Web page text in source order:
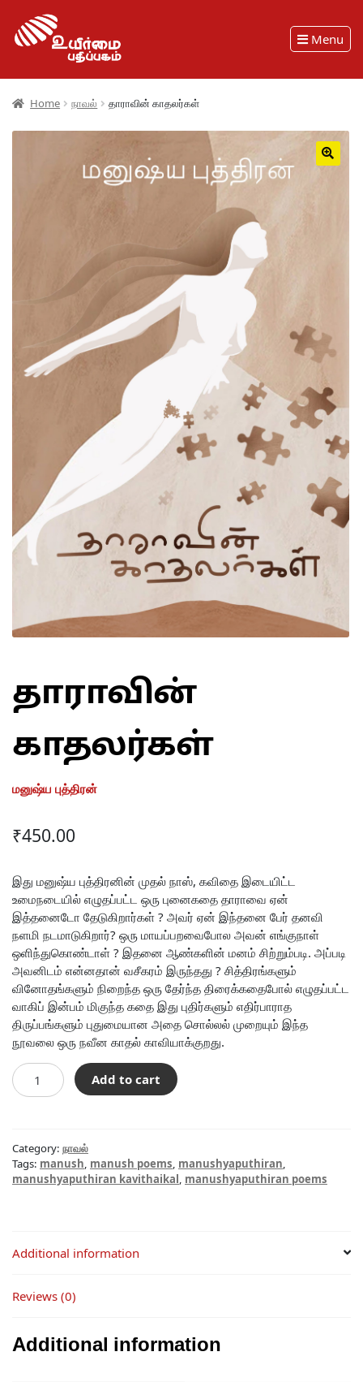
Menu
Home நாவல் தாராவின் காதலர்கள்
தாராவின்
காதலர்கள்
மனுஷ்ய புத்திரன்
₹450.00
இது மனுஷ்ய புத்திரனின் முதல் நாஸ், கவிதை இடையிட்ட
உமைநடையில் எழுதப்பட்ட ஒரு புனைகதை தாராவை ஏன்
இத்தனைடோ தேடுகிறார்கள் ? அவர் ஏன் இந்தனை பேர் தனவி
நளமி நடமாடுகிறார்? ஒரு மாயப்பறவைபோல அவன் எங்குநாள்
ஒளிந்துகொண்டாள் ? இதனை ஆண்களின் மனம் சிற்றும்படி. அப்படி
அவனிடம் என்னதான் வசீகரம் இருந்தது ? சித்திரங்களும்
வினோதங்களும் நிறைந்த ஒரு தேர்ந்த திரைக்கதைபோல் எழுதப்பட்ட
வாகிப் இன்பம் மிகுந்த கதை இது புதிர்களும் எதிர்பாராத
திருப்பங்களும் புதுமையான அதை சொல்லல் முறையும் இந்த
நூவலை ஒரு நவீன காதல் காவியாக்குறது.
தாராவின்
காதலர்கள்
Add to cart
Category: நாவல்
Tags: manush manush poems manushyaputhiran
manushyaputhiran kavithaikal manushyaputhiran poems
Additional information
Reviews (0)
Additional information